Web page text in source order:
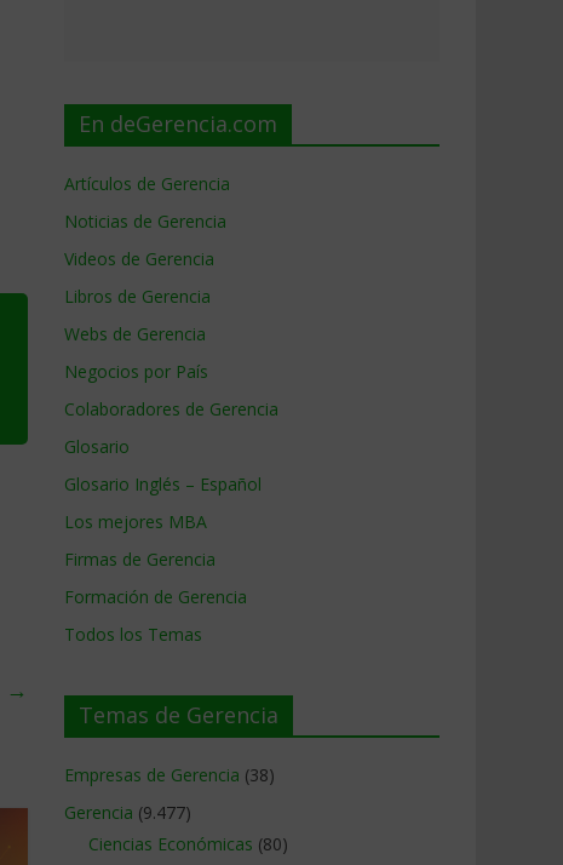
→
En deGerencia.com
Artículos de Gerencia
Noticias de Gerencia
Videos de Gerencia
Libros de Gerencia
Webs de Gerencia
Negocios por País
Colaboradores de Gerencia
Glosario
Glosario Inglés – Español
Los mejores MBA
Firmas de Gerencia
Formación de Gerencia
Todos los Temas
Temas de Gerencia
Empresas de Gerencia (38)
Gerencia (9.477)
Ciencias Económicas (80)